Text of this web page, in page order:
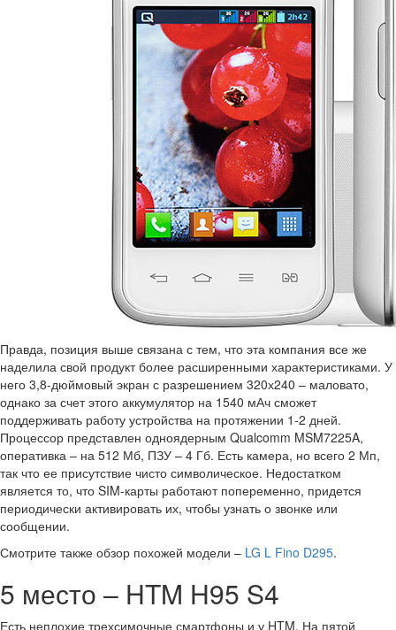
Правда, позиция выше связана с тем, что эта компания все же
наделила свой продукт более расширенными характеристиками. У
него 3,8-дюймовый экран с разрешением 320х240 – маловато,
однако за счет этого аккумулятор на 1540 мАч сможет
поддерживать работу устройства на протяжении 1-2 дней.
Процессор представлен одноядерным Qualcomm MSM7225A,
оперативка – на 512 Мб, ПЗУ – 4 Гб. Есть камера, но всего 2 Мп,
так что ее присутствие чисто символическое. Недостатком
является то, что SIM-карты работают попеременно, придется
периодически активировать их, чтобы узнать о звонке или
сообщении.
Смотрите также обзор похожей модели – LG L Fino D295.
5 место – HTM H95 S4
Есть неплохие трехсимочные смартфоны и у HTM. На пятой